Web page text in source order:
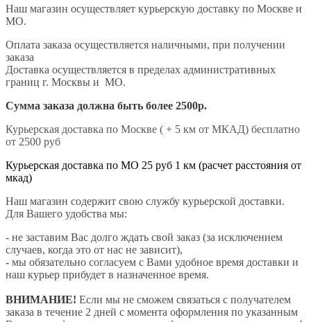
Наш магазин осуществляет курьерскую доставку по Москве и
МО.
Оплата заказа осуществляется наличными, при получении
заказа
Доставка осуществляется в пределах административных
границ г. Москвы и МО.
Сумма заказа должна быть более 2500р.
Курьерская доставка по Москве ( + 5 км от МКАД) бесплатно
от 2500 руб
Курьерская доставка по МО 25 руб 1 км (расчет расстояния от
мкад)
Наш магазин содержит свою службу курьерской доставки.
Для Вашего удобства мы:
- не заставим Вас долго ждать свой заказ (за исключением
случаев, когда это от нас не зависит),
- мы обязательно согласуем с Вами удобное время доставки и
наш курьер прибудет в назначенное время.
ВНИМАНИЕ! Если мы не сможем связаться с получателем
заказа в течение 2 дней с момента оформления по указанным